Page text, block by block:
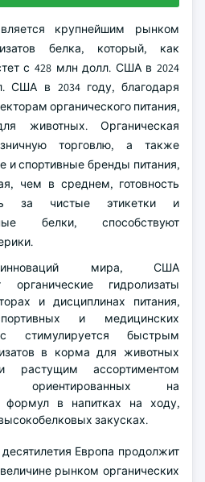
крупнейшим рынком
белка, который, как
с 428 млн долл. США в 2024
США в 2034 году, благодаря
органического питания,
животных. Органическая
торговлю, а также
и спортивные бренды питания,
чем в среднем, готовность
за чистые этикетки и
белки, способствуют
мира, США
органические гидролизаты
и дисциплинах питания,
и медицинских
стимулируется быстрым
в корма для животных
растущим ассортиментом
ориентированных на
формул в напитках на ходу,
закусках.
Европа продолжит
рынком органических